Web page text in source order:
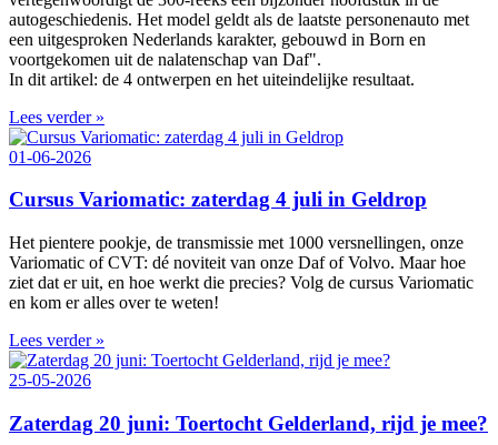
autogeschiedenis. Het model geldt als de laatste personenauto met
een uitgesproken Nederlands karakter, gebouwd in Born en
voortgekomen uit de nalatenschap van Daf".
In dit artikel: de 4 ontwerpen en het uiteindelijke resultaat.
Lees verder »
01-06-2026
Cursus Variomatic: zaterdag 4 juli in Geldrop
Het pientere pookje, de transmissie met 1000 versnellingen, onze
Variomatic of CVT: dé noviteit van onze Daf of Volvo. Maar hoe
ziet dat er uit, en hoe werkt die precies? Volg de cursus Variomatic
en kom er alles over te weten!
Lees verder »
25-05-2026
Zaterdag 20 juni: Toertocht Gelderland, rijd je mee?